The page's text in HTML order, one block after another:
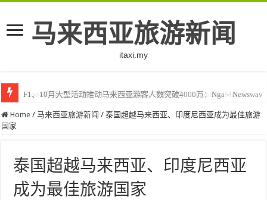
马来西亚旅游新闻
itaxi.my
F1、10月大型活动推动马来西亚游客人数突破4000万：Nga – Newswav
Klook客路将印度和中东创作者聚集在马来西亚 – TravelBiz Monitor
Home / 马来西亚旅游新闻 / 泰国超越马来西亚、印度尼西亚成为最佳旅游
国家
泰国超越马来西亚、印度尼西亚
成为最佳旅游国家